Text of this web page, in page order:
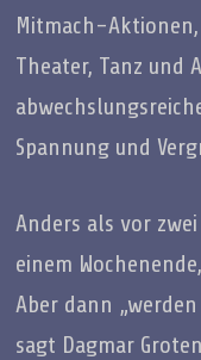
Mitmach-
Theater, Tanz und
Spannung und
Anders als vor
einem
Aber dann
sagt Dagmar